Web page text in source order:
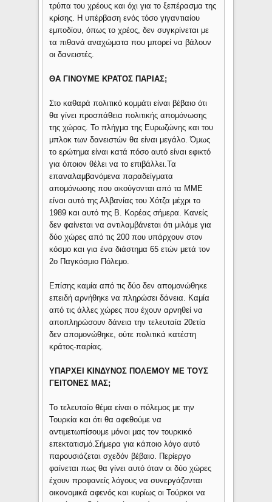
τρύπα του χρέους και όχι για το ξεπέρασμα της
κρίσης. Η υπέρβαση ενός τόσο γιγαντιαίου
εμποδίου, όπως το χρέος, δεν συγκρίνεται με
τα πιθανά αναχώματα που μπορεί να βάλουν
οι δανειστές.
ΘΑ ΓΙΝΟΥΜΕ ΚΡΑΤΟΣ ΠΑΡΙΑΣ;
Στο καθαρά πολιτικό κομμάτι είναι βέβαιο ότι
θα γίνει προσπάθεια πολιτικής απομόνωσης
της χώρας. Το πλήγμα της Ευρωζώνης και του
μπλοκ των δανειστών θα είναι μεγάλο. Όμως
το ερώτημα είναι κατά πόσο αυτό είναι εφικτό
για όποιον θέλει να το επιβάλλει.Τα
επαναλαμβανόμενα παραδείγματα
απομόνωσης που ακούγονται από τα ΜΜΕ
είναι αυτό της Αλβανίας του Χότζα μέχρι το
1989 και αυτό της Β. Κορέας σήμερα. Κανείς
δεν φαίνεται να αντιλαμβάνεται ότι μιλάμε για
δύο χώρες από τις 200 που υπάρχουν στον
κόσμο και για ένα διάστημα 65 ετών μετά τον
2ο Παγκόσμιο Πόλεμο.
Επίσης καμία από τις δύο δεν απομονώθηκε
επειδή αρνήθηκε να πληρώσει δάνεια. Καμία
από τις άλλες χώρες που έχουν αρνηθεί να
αποπληρώσουν δάνεια την τελευταία 20ετία
δεν απομονώθηκε, ούτε πολιτικά κατέστη
κράτος-παρίας.
ΥΠΑΡΧΕΙ ΚΙΝΔΥΝΟΣ ΠΟΛΕΜΟΥ ΜΕ ΤΟΥΣ
ΓΕΙΤΟΝΕΣ ΜΑΣ;
Το τελευταίο θέμα είναι ο πόλεμος με την
Τουρκία και ότι θα αφεθούμε να
αντιμετωπίσουμε μόνοι μας τον τουρκικό
επεκτατισμό.Σήμερα για κάποιο λόγο αυτό
παρουσιάζεται σχεδόν βέβαιο. Περίεργο
φαίνεται πως θα γίνει αυτό όταν οι δύο χώρες
έχουν προφανείς λόγους να συνεργάζονται
οικονομικά αφενός και κυρίως οι Τούρκοι να